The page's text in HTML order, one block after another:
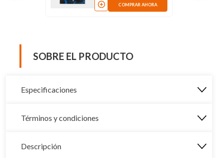
COMPRAR AHORA
SOBRE EL PRODUCTO
Especificaciones
Términos y condiciones
Descripción